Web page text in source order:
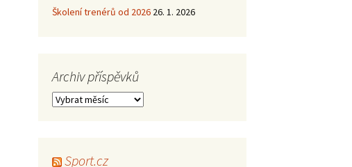
Školení trenérů od 2026 26. 1. 2026
Archiv příspěvků
Archiv
Sport.cz